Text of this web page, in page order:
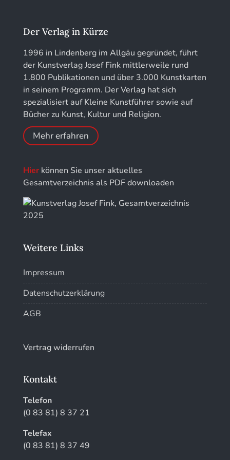
Jahresschriften der DGC Deutsche Gesellschaft
für Chronometrie
Jahrbuch der Stiftung Thüringer Schlösser und
Gärten
Der Verlag in Kürze
1996 in Lindenberg im Allgäu gegründet, führt
der Kunstverlag Josef Fink mittlerweile rund
1.800 Publikationen und über 3.000 Kunstkarten
in seinem Programm. Der Verlag hat sich
spezialisiert auf Kleine Kunstführer sowie auf
Bücher zu Kunst, Kultur und Religion.
Mehr erfahren
Hierkönnen Sie unser aktuelles
Gesamtverzeichnis als PDF downloaden
Weitere Links
Impressum
Datenschutzerklärung
AGB
Vertrag widerrufen
Kontakt
Telefon
(0 83 81) 8 37 21
Telefax
(0 83 81) 8 37 49